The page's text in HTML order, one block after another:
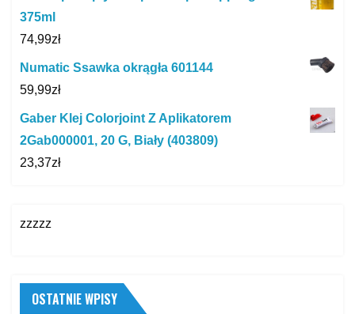
375ml
74,99zł
Numatic Ssawka okrągła 601144
59,99zł
Gaber Klej Colorjoint Z Aplikatorem
2Gab000001, 20 G, Biały (403809)
23,37zł
zzzzz
OSTATNIE WPISY